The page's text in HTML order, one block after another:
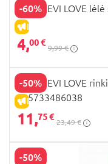
-60%
IŠPARDAVIMAS
SIMBA EVI LOVE
4,00 €
9,99 €
-50%
IŠPARDAVIMAS
SIMBA EVI LOVE
105733486038
11,75 €
23,49 €
-50%